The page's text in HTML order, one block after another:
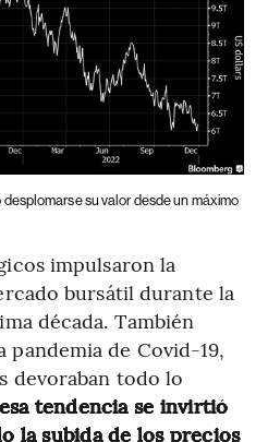
su valor desde un máximo
impulsaron la
bursátil durante la
década. También
de Covid-19,
devoraban todo lo
esa tendencia se invirtió
la subida de los precios